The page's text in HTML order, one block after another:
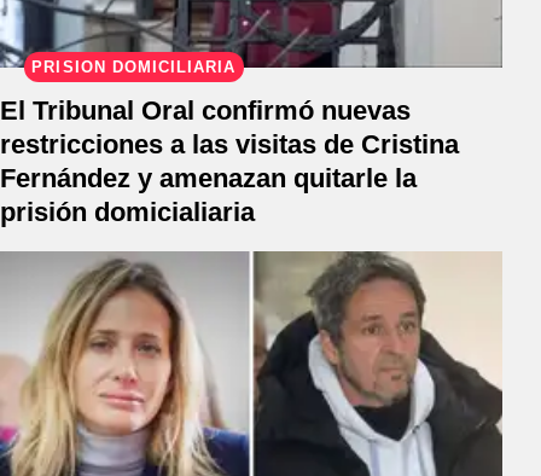
PRISIÓN DOMICILIARIA
El Tribunal Oral confirmó nuevas
restricciones a las visitas de Cristina
Fernández y amenazan quitarle la
prisión domicialiaria